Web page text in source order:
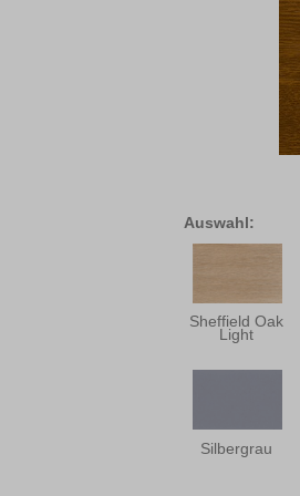
Auswahl:
Sheffield Oak
Light
Silbergrau